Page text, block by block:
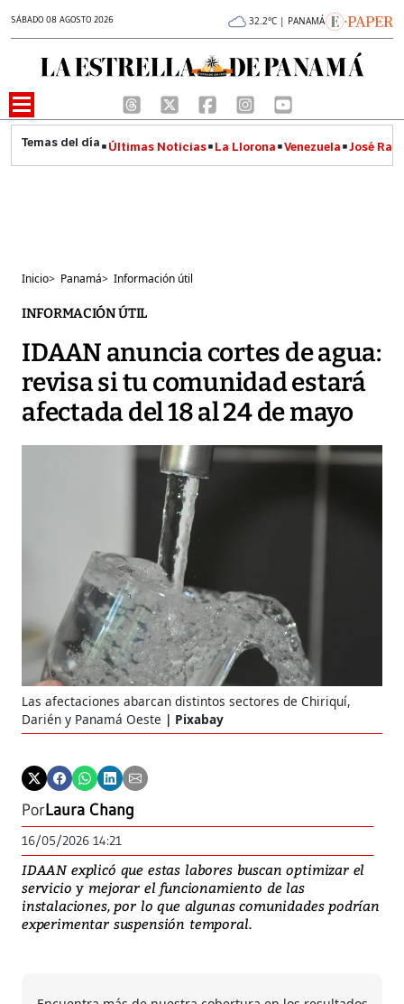
SÁBADO 08 AGOSTO 2026 32.2°C | PANAMÁ
Últimas Noticias La Llorona Venezuela José
Inicio> Panamá> Información útil
INFORMACIÓN ÚTIL
IDAAN anuncia cortes de agua:
revisa si tu comunidad estará
afectada del 18 al 24 de mayo
Las afectaciones abarcan distintos sectores de Chiriquí,
Darién y Panamá Oeste
Pixabay
PorLaura Chang
16/05/2026 14:21
IDAAN explicó que estas labores buscan optimizar el
servicio y mejorar el funcionamiento de las
instalaciones, por lo que algunas comunidades podrían
experimentar suspensión temporal.